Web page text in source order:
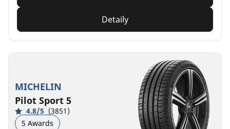
Detaily
MICHELIN
Pilot Sport 5
4.8/5 (3851)
5 Awards